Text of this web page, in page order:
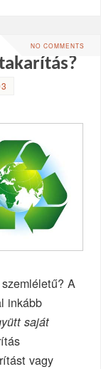
NO COMMENTS
A
inkább
saját
vagy